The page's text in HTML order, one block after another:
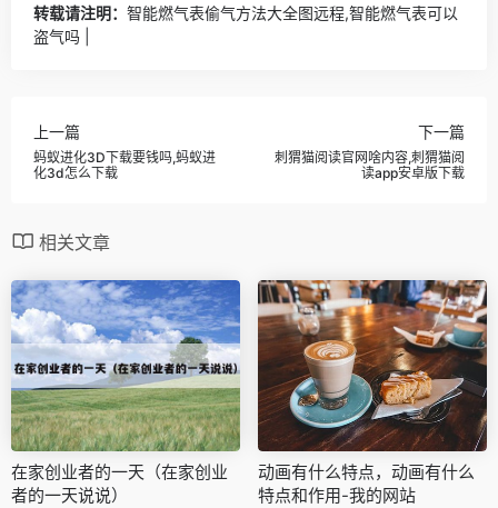
转载请注明： 智能燃气表偷气方法大全图远程,智能燃气表可以
盗气吗 |
上一篇
蚂蚁进化3D下载要钱吗,蚂蚁进
化3d怎么下载
下一篇
刺猬猫阅读官网啥内容,刺猬猫阅
读app安卓版下载
相关文章
在家创业者的一天（在家创业
者的一天说说）
动画有什么特点，动画有什么
特点和作用-我的网站